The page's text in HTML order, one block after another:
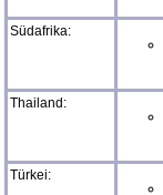
Südafrika:
Thailand:
Türkei: